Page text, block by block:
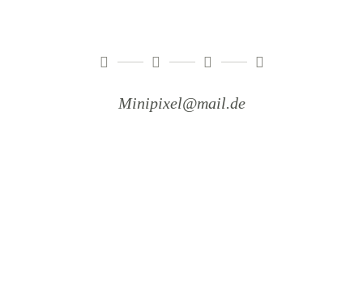
Minipixel@mail.de